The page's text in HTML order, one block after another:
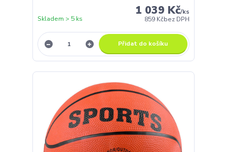
1 039 Kč/ks
859 Kčbez DPH
Skladem > 5 ks
Přidat do košíku